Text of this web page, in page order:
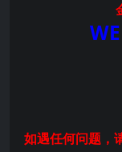
如遇任何问题，